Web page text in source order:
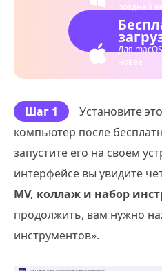
поздней
Для
новее
Шаг 1
Установите
компьютер после
запустите его на своем
интерфейсе вы увидите
MV, коллаж и набор
продолжить, вам нужно
инструментов».